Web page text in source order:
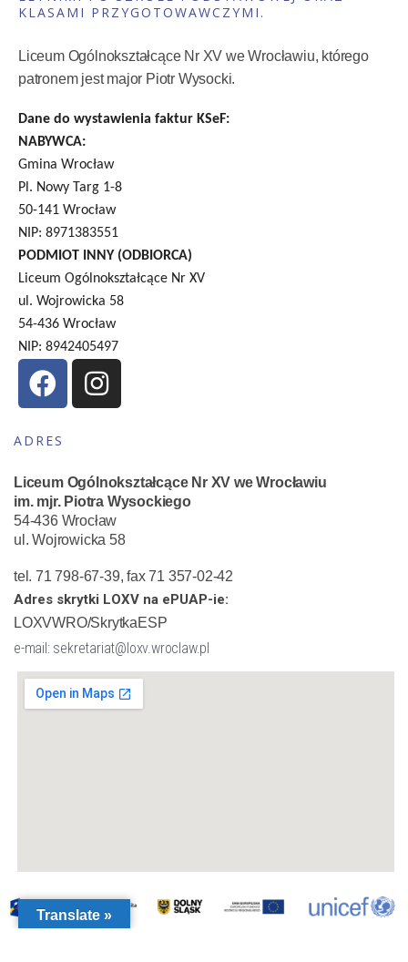
KLASAMI PRZYGOTOWAWCZYMI.
Liceum Ogólnokształcące Nr XV we Wrocławiu, którego
patronem jest major Piotr Wysocki.
Dane do wystawienia faktur KSeF:
NABYWCA:
Gmina Wrocław
Pl. Nowy Targ 1-8
50-141 Wrocław
NIP: 8971383551
PODMIOT INNY (ODBIORCA)
Liceum Ogólnokształcące Nr XV
ul. Wojrowicka 58
54-436 Wrocław
NIP: 8942405497
ADRES
Liceum Ogólnokształcące Nr XV we Wrocławiu
im. mjr. Piotra Wysockiego
54-436 Wrocław
ul. Wojrowicka 58
tel. 71 798-67-39, fax 71 357-02-42
Adres skrytki LOXV na ePUAP-ie:
LOXVWRO/SkrytkaESP
e-mail: sekretariat@loxv.wroclaw.pl
Translate »